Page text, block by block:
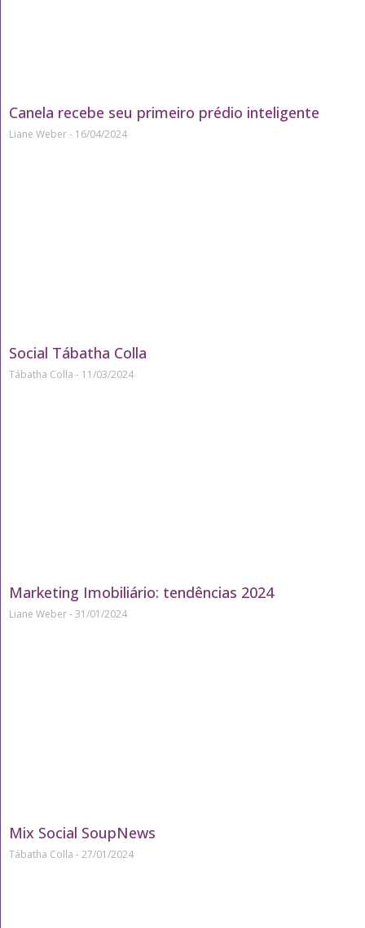
Canela recebe seu primeiro prédio inteligente
Liane Weber 16/04/2024
Social Tábatha Colla
Tábatha Colla 11/03/2024
Marketing Imobiliário: tendências 2024
Liane Weber 31/01/2024
Mix Social SoupNews
Tábatha Colla 27/01/2024